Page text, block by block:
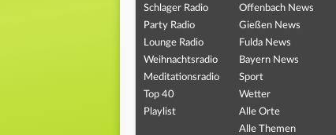
Schlager Radio
Party Radio
Lounge Radio
Weihnachtsradio
Meditationsradio
Top 40
Playlist
Offenbach News
Gießen News
Fulda News
Bayern News
Sport
Wetter
Alle Orte
Alle Themen